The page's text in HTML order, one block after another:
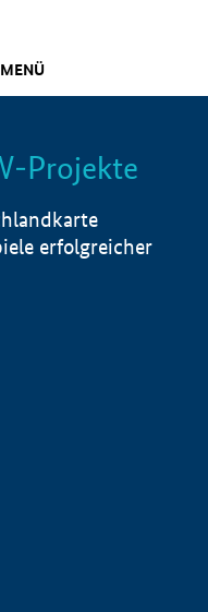
MENÜ
Info
Projekte
erfolgreicher